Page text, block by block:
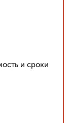
и сроки